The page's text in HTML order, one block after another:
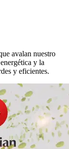
avalan nuestro
y la
y eficientes.